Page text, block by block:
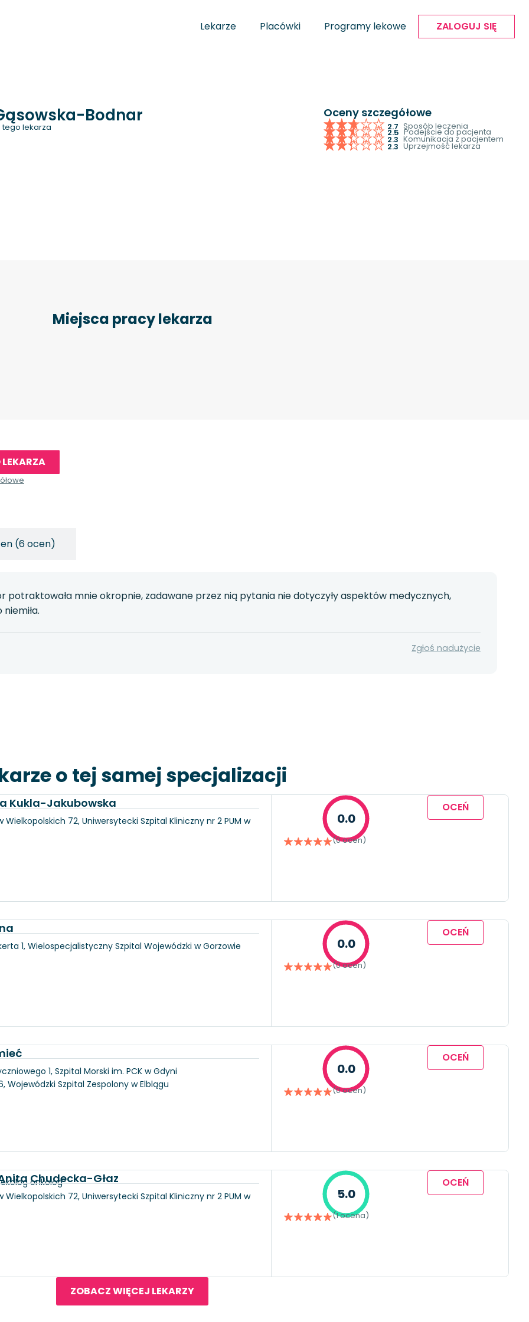
Lekarze Placówki Programy lekowe ZALOGUJ SIĘ
Bodnar
lekarza
Oceny szczegółowe
2.7 Sposób leczenia
2.5 Podejście do pacjenta
2.3 Komunikacja z pacjentem
2.3 Uprzejmość lekarza
Miejsca pracy lekarza
(6 ocen)
potraktowała mnie okropnie, zadawane przez nią pytania nie dotyczyły aspektów medycznych,
Zgłoś nadużycie
o tej samej specjalizacji
Kukla-Jakubowska
Wielkopolskich 72, Uniwersytecki Szpital Kliniczny nr 2 PUM w
0.0
(0 ocen)
OCEŃ
1, Wielospecjalistyczny Szpital Wojewódzki w Gorzowie
0.0
(0 ocen)
OCEŃ
1, Szpital Morski im. PCK w Gdyni
Wojewódzki Szpital Zespolony w Elblągu
0.0
(0 ocen)
OCEŃ
Chudecka-Głaz
onkolog
Wielkopolskich 72, Uniwersytecki Szpital Kliniczny nr 2 PUM w
5.0
(1 ocena)
OCEŃ
ZOBACZ WIĘCEJ LEKARZY